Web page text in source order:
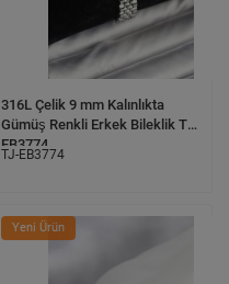
316L Çelik 9 mm Kalınlıkta
Gümüş Renkli Erkek Bileklik TJ-
EB3774
TJ-EB3774
Yeni Ürün